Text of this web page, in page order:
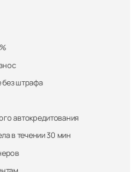
штрафа
автокредитования
в течении 30 мин